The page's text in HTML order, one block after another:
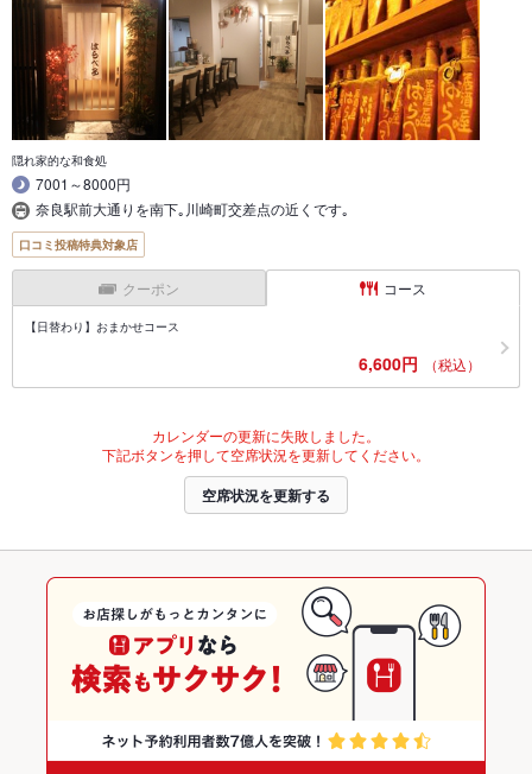
隠れ家的な和食処
7001～8000円
奈良駅前大通りを南下｡川崎町交差点の近くです｡
口コミ投稿特典対象店
クーポン コース
【日替わり】おまかせコース
6,600円 （税込）
カレンダーの更新に失敗しました。
下記ボタンを押して空席状況を更新してください。
空席状況を更新する